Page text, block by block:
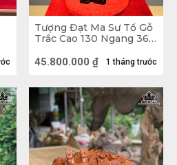
Tượng Đạt Ma Sư Tổ Gỗ
Trắc Cao 130 Ngang 36
1 tháng trước
45.800.000 ₫